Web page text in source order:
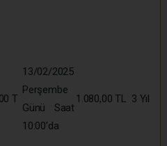
T
13/02/2025
Perşembe
Günü Saat
10:00’da
1.080,00 TL 3 Yıl